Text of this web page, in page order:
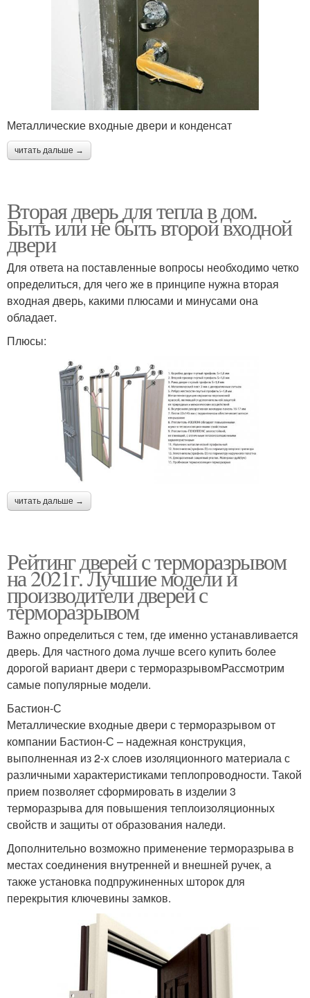
Металлические входные двери и конденсат
читать дальше →
Вторая дверь для тепла в дом.
Быть или не быть второй входной
двери
Для ответа на поставленные вопросы необходимо четко
определиться, для чего же в принципе нужна вторая
входная дверь, какими плюсами и минусами она
обладает.
Плюсы:
читать дальше →
Рейтинг дверей с терморазрывом
на 2021г. Лучшие модели и
производители дверей с
терморазрывом
Важно определиться с тем, где именно устанавливается
дверь. Для частного дома лучше всего купить более
дорогой вариант двери с терморазрывомРассмотрим
самые популярные модели.
Бастион-С
Металлические входные двери с терморазрывом от
компании Бастион-С – надежная конструкция,
выполненная из 2-х слоев изоляционного материала с
различными характеристиками теплопроводности. Такой
прием позволяет сформировать в изделии 3
терморазрыва для повышения теплоизоляционных
свойств и защиты от образования наледи.
Дополнительно возможно применение терморазрыва в
местах соединения внутренней и внешней ручек, а
также установка подпружиненных шторок для
перекрытия ключевины замков.